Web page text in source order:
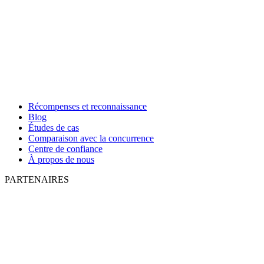
Récompenses et reconnaissance
Blog
Études de cas
Comparaison avec la concurrence
Centre de confiance
À propos de nous
PARTENAIRES